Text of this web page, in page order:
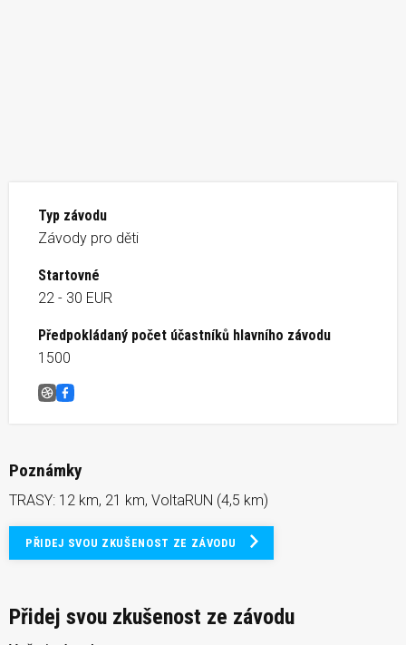
Typ závodu
Závody pro děti
Startovné
22 - 30 EUR
Předpokládaný počet účastníků hlavního závodu
1500
Behaj lesmi Bachledova dolina
Facebook
Poznámky
TRASY: 12 km, 21 km, VoltaRUN (4,5 km)
PŘIDEJ SVOU ZKUŠENOST ZE ZÁVODU
Přidej svou zkušenost ze závodu